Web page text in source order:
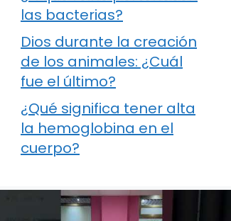
las bacterias?
Dios durante la creación
de los animales: ¿Cuál
fue el último?
¿Qué significa tener alta
la hemoglobina en el
cuerpo?